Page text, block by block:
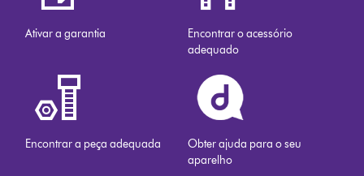
Ativar a garantia
Encontrar o acessório
adequado
Encontrar a peça adequada
Obter ajuda para o seu
aparelho